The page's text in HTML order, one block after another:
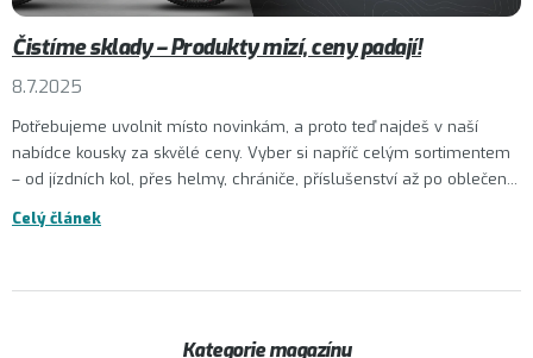
Čistíme sklady – Produkty mizí, ceny padají!
8.7.2025
Potřebujeme uvolnit místo novinkám, a proto teď najdeš v naší
nabídce kousky za skvělé ceny. Vyber si napříč celým sortimentem
– od jízdních kol, přes helmy, chrániče, příslušenství až po oblečen...
Celý článek
Kategorie magazínu